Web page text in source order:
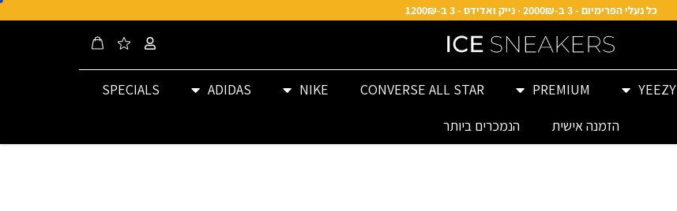
כל נעלי הפרימיום - 3 ב-2000₪ · נייק ואדידס - 3 ב-1200₪
YEEZY
PREMIUM
CONVERSE ALL STAR
NIKE
ADIDAS
SPECIALS
הזמנה אישית
הנמכרים ביותר